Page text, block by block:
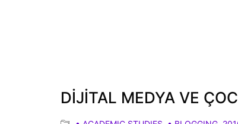
DİJİTAL MEDYA VE